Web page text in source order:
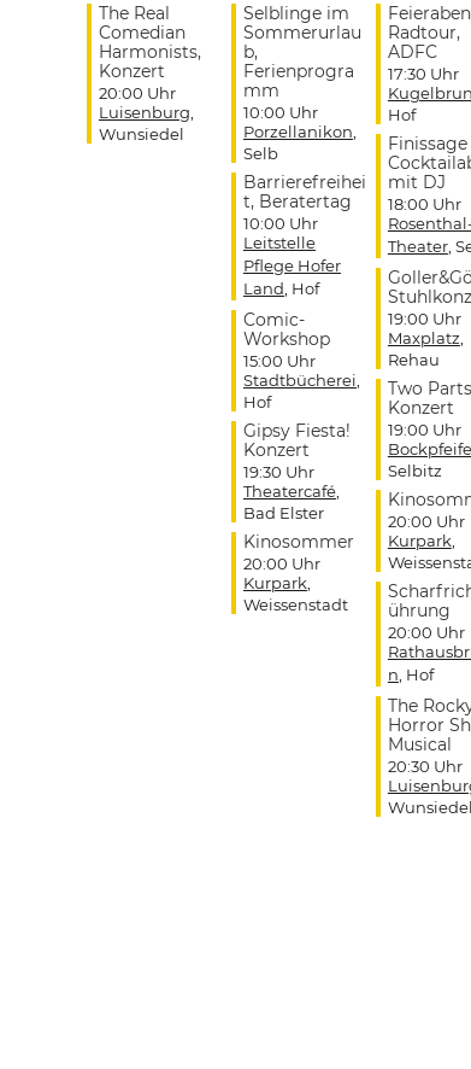
The Real
Comedian
Harmonists,
Konzert
20:00 Uhr
Luisenburg
Wunsiedel
Selblinge im
Sommerurlau
b,
Ferienprogra
mm
10:00 Uhr
Porzellanikon
Selb
Barrierefreihei
t, Beratertag
10:00 Uhr
Leitstelle
Pflege Hofer
Land , Hof
Comic-
Workshop
15:00 Uhr
Stadtbücherei
Hof
Gipsy Fiesta!
Konzert
19:30 Uhr
Theatercafé,
Bad Elster
Kinosommer
20:00 Uhr
Kurpark
Weissenstadt
Radtour,
ADFC
17:30 Uhr
Hof
mit DJ
18:00 Uhr
Theater,
19:00 Uhr
Maxplatz
Rehau
Two
Konzert
19:00 Uhr
Selbitz
20:00 Uhr
Kurpark
ührung
20:00 Uhr
n , Hof
The
Horror
Musical
20:30 Uhr
Wunsiedel